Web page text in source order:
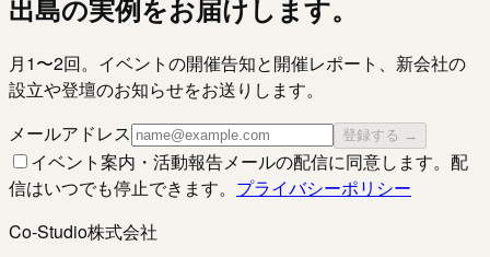
出島の実例をお届けします。
月1〜2回。イベントの開催告知と開催レポート、新会社の
設立や登壇のお知らせをお送りします。
メールアドレス
登録する →
イベント案内・活動報告メールの配信に同意します。配
信はいつでも停止できます。 プライバシーポリシー
Co-Studio株式会社